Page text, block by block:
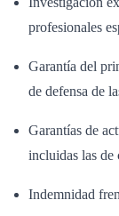
profesionales
Garantía del
de defensa de
Garantías de
incluidas las de
Indemnidad